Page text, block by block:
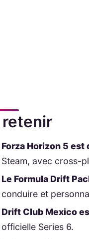
retenir
Forza Horizon 5 est
Steam, avec cross-
Le Formula Drift
conduire et
Drift Club Mexico
officielle Series 6.